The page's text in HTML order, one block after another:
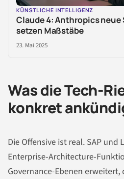
KÜNSTLICHE INTELLIGENZ
Claude 4: Anthropics
setzen Maßstäbe
23. Mai 2025
Was die Tech-
konkret
Die Offensive ist real. SAP und
Enterprise-Architecture-
Governance-Ebenen